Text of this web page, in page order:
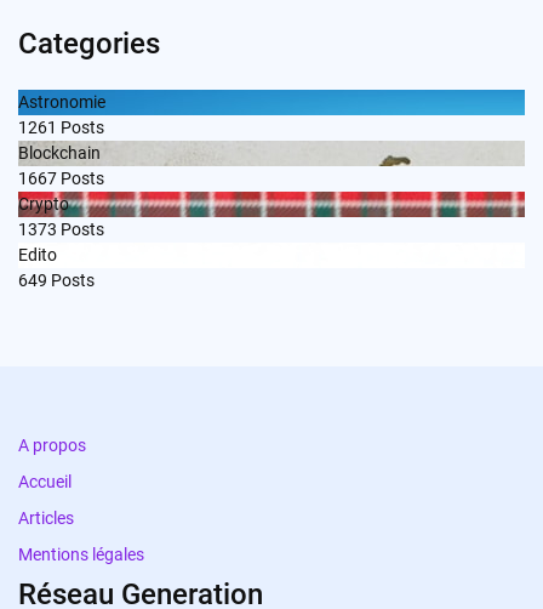
Categories
Astronomie
1261 Posts
Blockchain
1667 Posts
Crypto
1373 Posts
Edito
649 Posts
A propos
Accueil
Articles
Mentions légales
Réseau Generation